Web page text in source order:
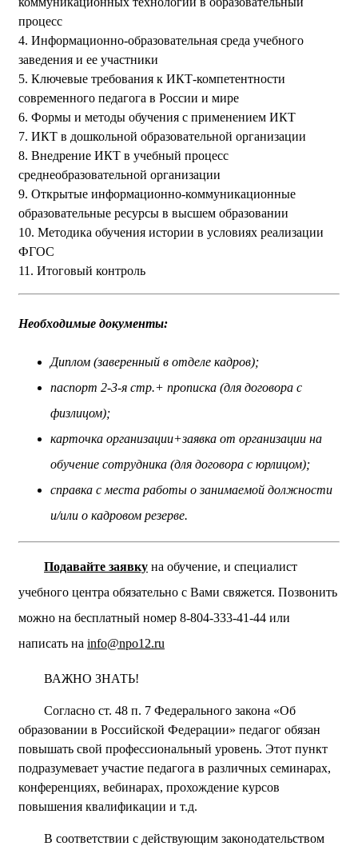
процесс
4. Информационно-образовательная среда учебного
заведения и ее участники
5. Ключевые требования к ИКТ-компетентности
современного педагога в России и мире
6. Формы и методы обучения с применением ИКТ
7. ИКТ в дошкольной образовательной организации
8. Внедрение ИКТ в учебный процесс
среднеобразовательной организации
9. Открытые информационно-коммуникационные
образовательные ресурсы в высшем образовании
10. Методика обучения истории в условиях реализации
ФГОС
11. Итоговый контроль
Необходимые документы:
Диплом (заверенный в отделе кадров);
паспорт 2-3-я стр.+ прописка (для договора с
физлицом);
карточка организации+заявка от организации на
обучение сотрудника (для договора с юрлицом);
справка с места работы о занимаемой должности
и/или о кадровом резерве.
Подавайте заявку на обучение, и специалист
учебного центра обязательно с Вами свяжется. Позвонить
можно на бесплатный номер 8-804-333-41-44 или
написать на info@npo12.ru
ВАЖНО ЗНАТЬ!
Согласно ст. 48 п. 7 Федерального закона «Об
образовании в Российской Федерации» педагог обязан
повышать свой профессиональный уровень. Этот пункт
подразумевает участие педагога в различных семинарах,
конференциях, вебинарах, прохождение курсов
повышения квалификации и т.д.
В соответствии с действующим законодательством